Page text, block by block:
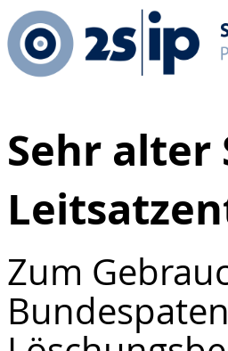
Sehr alter
Zum